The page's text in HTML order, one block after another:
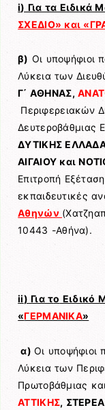
i) Για τα Ειδικά
ΣΧΕΔΙΟ» και
β) Οι υποψήφιοι
Λύκεια των
Γ΄ ΑΘΗΝΑΣ,
Περιφερειακών
Δευτεροβάθμιας
ΔΥΤΙΚΗΣ
ΑΙΓΑΙΟΥ και
Επιτροπή
εκπαιδευτικές
Αθηνών
10443 -Αθήνα).
ii) Για τo Ειδικό
«ΓΕΡΜΑΝΙΚΑ»
α) Οι υποψήφιοι
Λύκεια των
Πρωτοβάθμιας
ΑΤΤΙΚΗΣ,